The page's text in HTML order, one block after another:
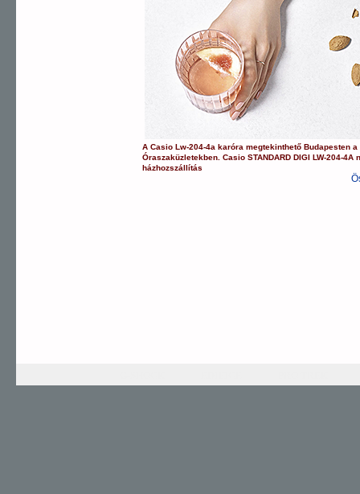
ACasio Lw-204-4a karóra megtekinthető Budapesten a
Óraszaküzletekben.Casio STANDARD DIGI LW-204-4A
házhozszállítás